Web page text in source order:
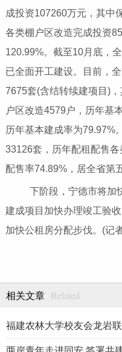
成投资107260万元，其中
各类棚户区改造完成投资
120.99%。截至10月底，
已全面开工建设。目前，
7675套(含结转续建项目)
户区改造4579户，历年基
历年基本建成率为79.97%
33126套，历年配租配售
配售率74.89%，居全省第
下阶段，宁德市将加快
建成项目加快办理竣工验
加快公租房分配步伐。(记
相关文章 Related